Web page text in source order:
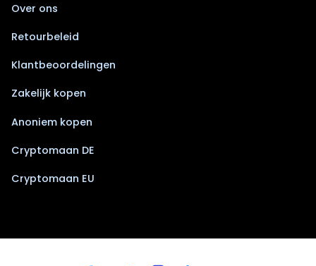
Over ons
Retourbeleid
Klantbeoordelingen
Zakelijk kopen
Anoniem kopen
Cryptomaan DE
Cryptomaan EU